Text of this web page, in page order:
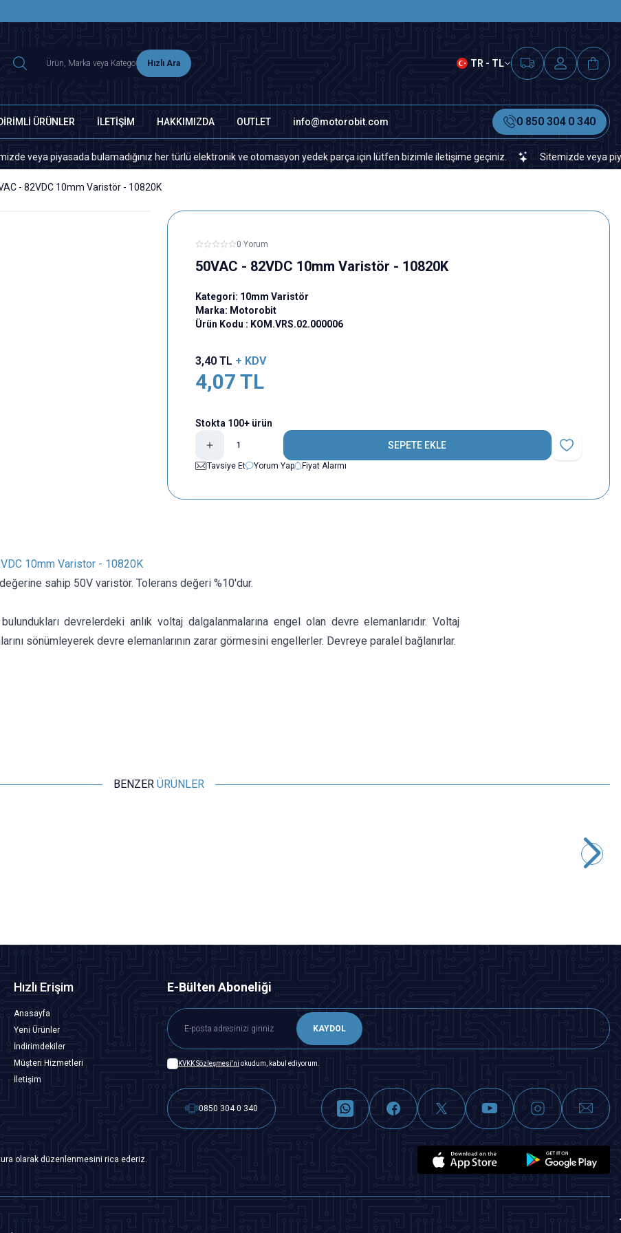
Hızlı Ara TR - TL
ÜRÜNLER İLETİŞİM HAKKIMIZDA OUTLET info@motorobit.com 0 850 304 0 340
piyasada bulamadığınız her türlü elektronik ve otomasyon yedek parça için lütfen bizimle iletişime geçiniz. Sitemizde veya
- 82VDC 10mm Varistör - 10820K
0 Yorum
50VAC - 82VDC 10mm Varistör - 10820K
Kategori: 10mm Varistör
Marka: Motorobit
Ürün Kodu : KOM.VRS.02.000006
3,40TL + KDV
4,07 TL
Stokta 100+ ürün
SEPETE EKLE
Favoriye Ekle
Tavsiye Et
Yorum Yap Fiyat Alarmı
10mm Varistor - 10820K
sahip 50V varistör. Tolerans değeri %10'dur.
devrelerdeki anlık voltaj dalgalanmalarına engel olan devre elemanlarıdır. Voltaj
sönümleyerek devre elemanlarının zarar görmesini engellerler. Devreye paralel bağlanırlar.
BENZER ÜRÜNLER
Hızlı Erişim
Anasayfa
Yeni Ürünler
İndirimdekiler
Müşteri Hizmetleri
İletişim
E-Bülten Aboneliği
KAYDOL
KVKK Sözleşmesi'ni okudum, kabul ediyorum.
0850 304 0 340
olarak düzenlenmesini rica ederiz.